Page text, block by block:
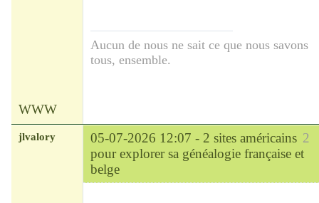
Aucun de nous ne sait ce que nous savons
tous, ensemble.
WWW
2
jlvalory 05-07-2026 12:07 - 2 sites américains
pour explorer sa généalogie française et
belge